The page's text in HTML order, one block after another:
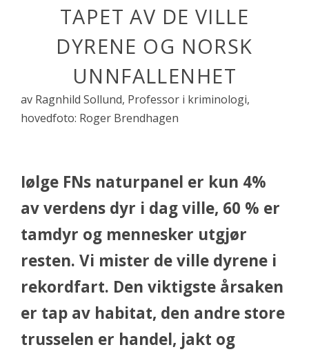
TAPET AV DE VILLE
DYRENE OG NORSK
UNNFALLENHET
av Ragnhild Sollund, Professor i kriminologi,
hovedfoto: Roger Brendhagen
Iølge FNs naturpanel er kun 4%
av verdens dyr i dag ville, 60 % er
tamdyr og mennesker utgjør
resten. Vi mister de ville dyrene i
rekordfart. Den viktigste årsaken
er tap av habitat, den andre store
trusselen er handel, jakt og